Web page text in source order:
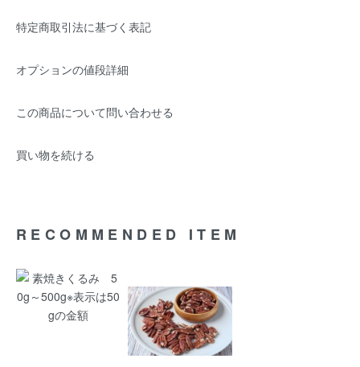
特定商取引法に基づく表記
オプションの値段詳細
この商品について問い合わせる
買い物を続ける
RECOMMENDED ITEM